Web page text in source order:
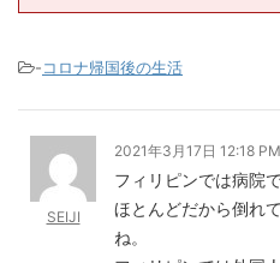
-コロナ帰国後の生活
SEIJI
2021年3月17日 12:18 PM
フィリピンでは病院
ほとんどだから倒れ
ね。